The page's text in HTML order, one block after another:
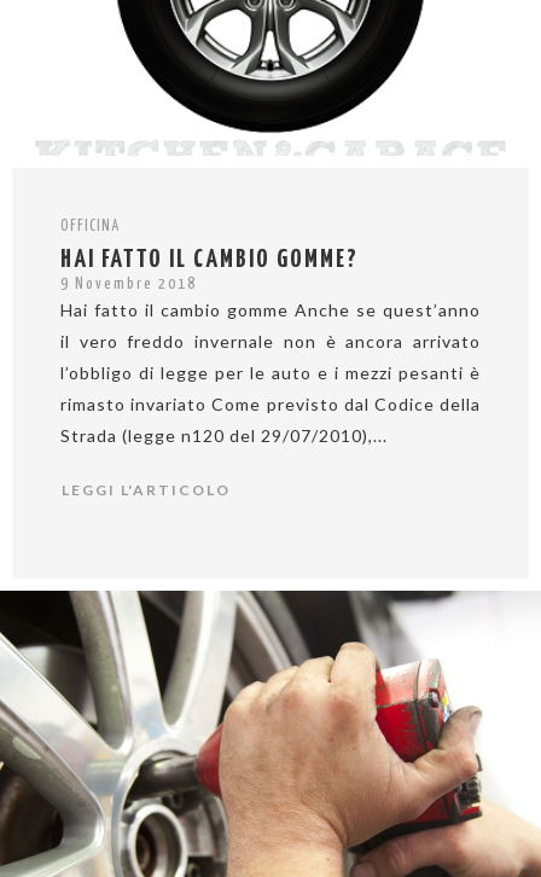
OFFICINA
HAI FATTO IL CAMBIO GOMME?
9 Novembre 2018
Hai fatto il cambio gomme Anche se quest’anno
il vero freddo invernale non è ancora arrivato
l’obbligo di legge per le auto e i mezzi pesanti è
rimasto invariato Come previsto dal Codice della
Strada (legge n120 del 29/07/2010),...
LEGGI L'ARTICOLO